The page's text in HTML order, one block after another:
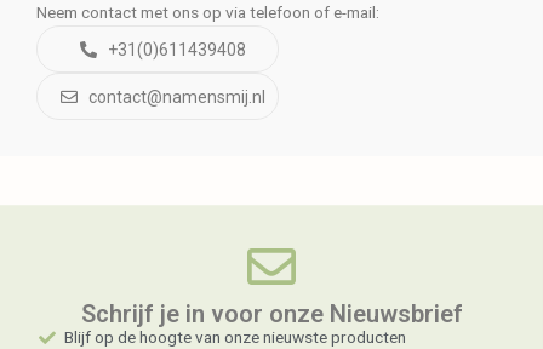
Neem contact met ons op via telefoon of e-mail:
+31(0)611439408
contact@namensmij.nl
Schrijf je in voor onze Nieuwsbrief​
Blijf op de hoogte van onze nieuwste producten